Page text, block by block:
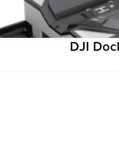
DJI